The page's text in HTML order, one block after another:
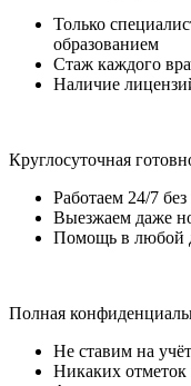
Только
образованием
Стаж каждого
Наличие
Круглосуточная
Работаем 24/7
Выезжаем даже
Помощь в любой
Полная
Не ставим на
Никаких отметок